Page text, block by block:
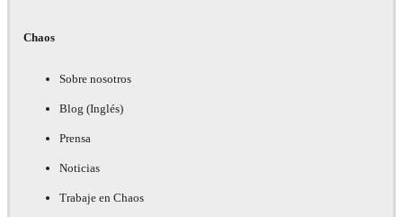
Chaos
Sobre nosotros
Blog (Inglés)
Prensa
Noticias
Trabaje en Chaos